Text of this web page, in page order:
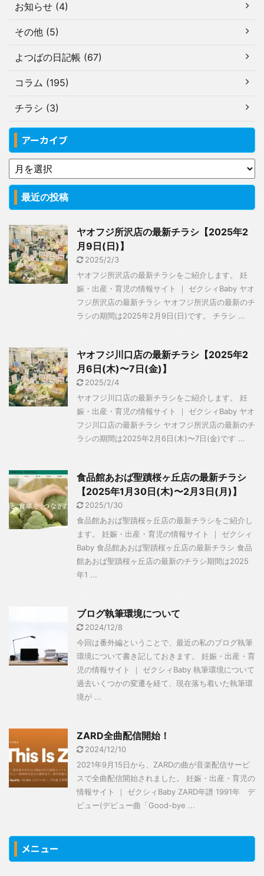
お知らせ (4)
その他 (5)
よつばの日記帳 (67)
コラム (195)
チラシ (3)
アーカイブ
最近の投稿
ヤオフジ所沢店の最新チラシ【2025年2
月9日(日)】
2025/2/3
ヤオフジ所沢店の最新チラシをご紹介します。 妊
娠・出産・育児の情報サイト ｜ ゼクシィBaby ヤオ
フジ所沢店の最新チラシ ヤオフジ所沢店の最新のチ
ラシの期間は2025年2月9日(日)です。 チラシ ...
ヤオフジ川口店の最新チラシ【2025年2
月6日(木)〜7日(金)】
2025/2/4
ヤオフジ川口店の最新チラシをご紹介します。 妊
娠・出産・育児の情報サイト ｜ ゼクシィBaby ヤオ
フジ川口店の最新チラシ ヤオフジ所沢店の最新のチ
ラシの期間は2025年2月6日(木)〜7日(金)です ...
食品館あおば聖蹟桜ヶ丘店の最新チラシ
【2025年1月30日(木)〜2月3日(月)】
2025/1/30
食品館あおば聖蹟桜ヶ丘店の最新チラシをご紹介し
ます。 妊娠・出産・育児の情報サイト ｜ ゼクシィ
Baby 食品館あおば聖蹟桜ヶ丘店の最新チラシ 食品
館あおば聖蹟桜ヶ丘店の最新のチラシ期間は2025
年1 ...
ブログ執筆環境について
2024/12/8
今回は番外編ということで、最近の私のブログ執筆
環境について書き記しておきます。 妊娠・出産・育
児の情報サイト ｜ ゼクシィBaby 執筆環境について
過去いくつかの変遷を経て、現在落ち着いた執筆環
境が ...
ZARD全曲配信開始！
2024/12/10
2021年9月15日から、ZARDの曲が音楽配信サービ
スで全曲配信開始されました。 妊娠・出産・育児の
情報サイト ｜ ゼクシィBaby ZARD年譜 1991年 デ
ビュー(デビュー曲「Good-bye ...
メニュー